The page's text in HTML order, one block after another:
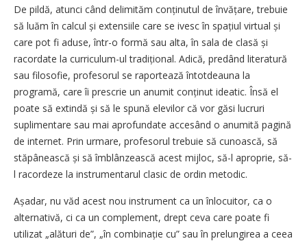
De pildă, atunci când delimităm conținutul de învățare, trebuie
să luăm în calcul și extensiile care se ivesc în spațiul virtual și
care pot fi aduse, într-o formă sau alta, în sala de clasă și
racordate la curriculum-ul tradițional. Adică, predând literatură
sau filosofie, profesorul se raportează întotdeauna la
programă, care îi prescrie un anumit conținut ideatic. Însă el
poate să extindă și să le spună elevilor că vor găsi lucruri
suplimentare sau mai aprofundate accesând o anumită pagină
de internet. Prin urmare, profesorul trebuie să cunoască, să
stăpânească și să îmblânzească acest mijloc, să-l aproprie, să-
l racordeze la instrumentarul clasic de ordin metodic.
Așadar, nu văd acest nou instrument ca un înlocuitor, ca o
alternativă, ci ca un complement, drept ceva care poate fi
utilizat „alături de”, „în combinație cu” sau în prelungirea a ceea